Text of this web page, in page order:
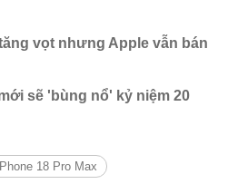
vọt nhưng Apple vẫn bán
sẽ 'bùng nổ' kỷ niệm 20
18 Pro Max